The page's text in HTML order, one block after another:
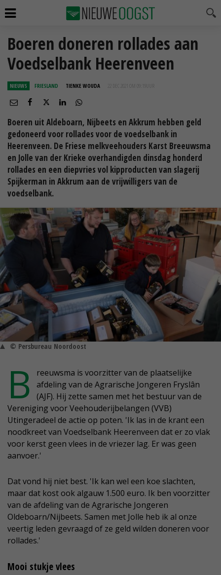
Boeren doneren rollades aan
Voedselbank Heerenveen
NIEUWS FRIESLAND TIENKE WOUDA 22 DEC 2021 OM 09:19
Boeren uit Aldeboarn, Nijbeets en Akkrum hebben geld
gedoneerd voor rollades voor de voedselbank in
Heerenveen. De Friese melkveehouders Karst Breeuwsma
en Jolle van der Krieke overhandigden dinsdag honderd
rollades en een diepvries vol kipproducten van slagerij
Spijkerman in Akkrum aan de vrijwilligers van de
voedselbank.
© Persbureau Noordoost
B
reeuwsma is voorzitter van de plaatselijke
afdeling van de Agrarische Jongeren Fryslân
(AJF). Hij zette samen met het bestuur van de
Vereniging voor Veehouderijbelangen (VVB)
Utingeradeel de actie op poten. 'Ik las in de krant een
noodkreet van Voedselbank Heerenveen dat er zo vlak
voor kerst geen vlees in de vriezer lag. Er was geen
aanvoer.'
Dat vond hij niet best. 'Ik kan wel een koe slachten,
maar dat kost ook algauw 1.500 euro. Ik ben voorzitter
van de afdeling van de Agrarische Jongeren
Oldeboarn/Nijbeets. Samen met Jolle heb ik al onze
veertig leden gevraagd of ze geld wilden doneren voor
rollades.'
Mooi stukje vlees